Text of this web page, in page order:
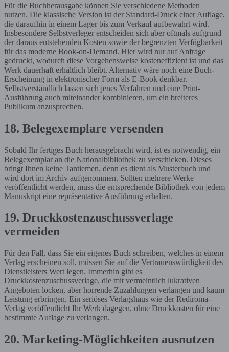
Für die Buchherausgabe können Sie verschiedene Methoden
nutzen. Die klassische Version ist der Standard-Druck einer Auflage,
die daraufhin in einem Lager bis zum Verkauf aufbewahrt wird.
Insbesondere Selbstverleger entscheiden sich aber oftmals aufgrund
der daraus entstehenden Kosten sowie der begrenzten Verfügbarkeit
für das moderne Book-on-Demand. Hier wird nur auf Anfrage
gedruckt, wodurch diese Vorgehensweise kosteneffizient ist und das
Werk dauerhaft erhältlich bleibt. Alternativ wäre noch eine Buch-
Erscheinung in elektronischer Form als E-Book denkbar.
Selbstverständlich lassen sich jenes Verfahren und eine Print-
Ausführung auch miteinander kombinieren, um ein breiteres
Publikum anzusprechen.
18. Belegexemplare versenden
Sobald Ihr fertiges Buch herausgebracht wird, ist es notwendig, ein
Belegexemplar an die Nationalbibliothek zu verschicken. Dieses
bringt Ihnen keine Tantiemen, denn es dient als Musterbuch und
wird dort im Archiv aufgenommen. Sollten mehrere Werke
veröffentlicht werden, muss die entsprechende Bibliothek von jedem
Manuskript eine repräsentative Ausführung erhalten.
19. Druckkostenzuschussverlage
vermeiden
Für den Fall, dass Sie ein eigenes Buch schreiben, welches in einem
Verlag erscheinen soll, müssen Sie auf die Vertrauenswürdigkeit des
Dienstleisters Wert legen. Immerhin gibt es
Druckkostenzuschussverlage, die mit vermeintlich lukrativen
Angeboten locken, aber horrende Zuzahlungen verlangen und kaum
Leistung erbringen. Ein seriöses Verlagshaus wie der Rediroma-
Verlag veröffentlicht Ihr Werk dagegen, ohne Druckkosten für eine
bestimmte Auflage zu verlangen.
20. Marketing-Möglichkeiten ausnutzen